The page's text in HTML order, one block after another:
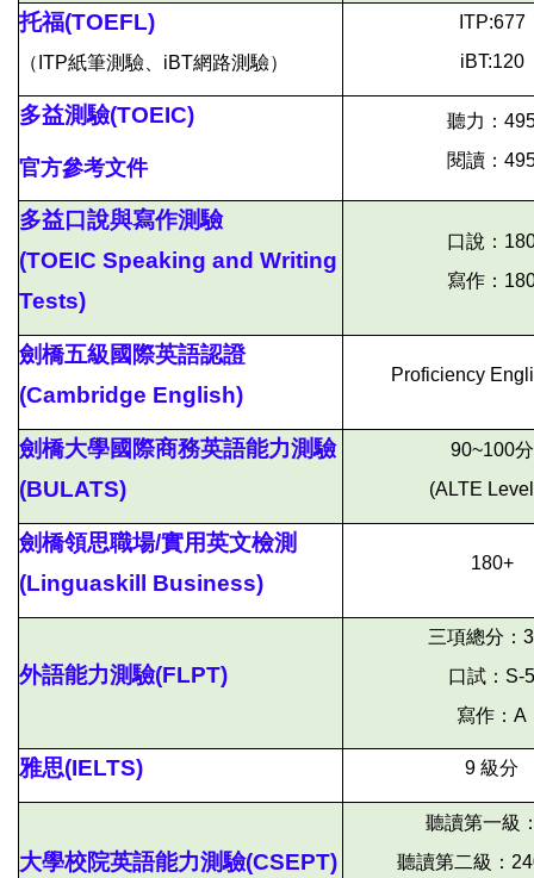
托福(TOEFL)
（ITP紙筆測驗、iBT網路測驗）
ITP:677
iBT:120
多益測驗(TOEIC)
官方參考文件
聽力：
閱讀：
多益口說與寫作測驗
(TOEIC Speaking and Writing
Tests)
口說：
寫作：
劍橋五級國際英語認證
(Cambridge English)
Proficiency
劍橋大學國際商務英語能力測驗
(BULATS)
90~100分
(ALTE
劍橋領思職場/實用英文檢測
(Linguaskill Business)
180+
外語能力測驗(FLPT)
三項總分：
口試：S-5
寫作：A
雅思(IELTS) 9 級分
大學校院英語能力測驗(CSEPT)
聽讀第一級
聽讀第二級：